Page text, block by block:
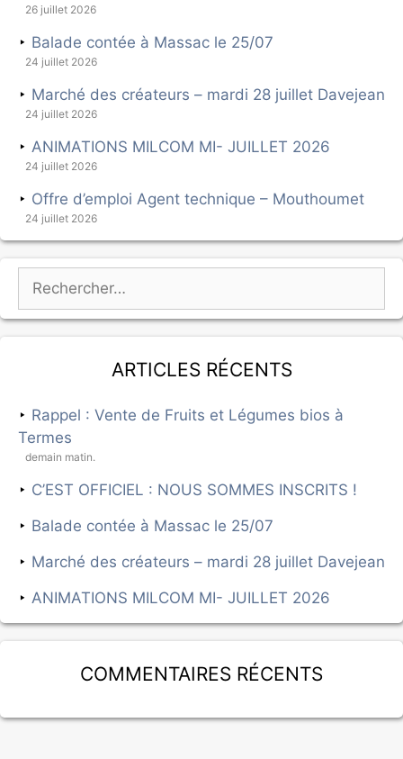
26 juillet 2026
Balade contée à Massac le 25/07
24 juillet 2026
Marché des créateurs – mardi 28 juillet Davejean
24 juillet 2026
ANIMATIONS MILCOM MI- JUILLET 2026
24 juillet 2026
Offre d’emploi Agent technique – Mouthoumet
24 juillet 2026
Articles récents
Rappel : Vente de Fruits et Légumes bios à
Termes
demain matin.
C’EST OFFICIEL : NOUS SOMMES INSCRITS !
Balade contée à Massac le 25/07
Marché des créateurs – mardi 28 juillet Davejean
ANIMATIONS MILCOM MI- JUILLET 2026
Commentaires récents